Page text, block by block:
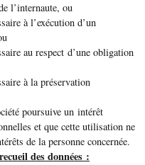
l’internaute, ou
à l’exécution d’un
au respect d’une obligation
à la préservation
poursuive un intérêt
et que cette utilisation ne
de la personne concernée.
des données :